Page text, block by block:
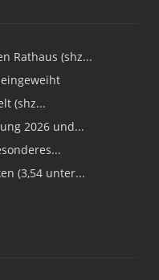
Rathaus (shz...
(shz...
2026 und...
(3,54 unter...